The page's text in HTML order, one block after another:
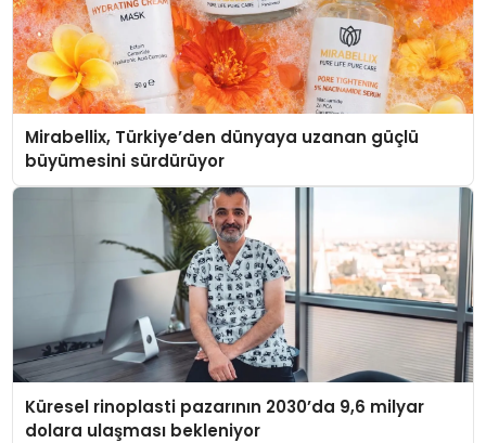
Mirabellix, Türkiye’den dünyaya uzanan güçlü
büyümesini sürdürüyor
Küresel rinoplasti pazarının 2030’da 9,6 milyar
dolara ulaşması bekleniyor